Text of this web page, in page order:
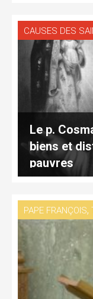
CAUSES DES
Le p.
biens et
pauvres
PAPE FRANÇOIS,